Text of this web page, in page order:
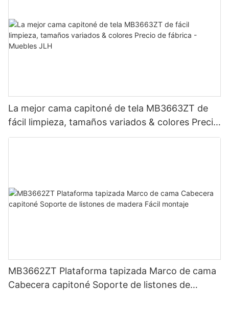
La mejor cama capitoné de tela MB3663ZT de
fácil limpieza, tamaños variados & colores Precio
de fábrica - Muebles JLH
MB3662ZT Plataforma tapizada Marco de cama
Cabecera capitoné Soporte de listones de